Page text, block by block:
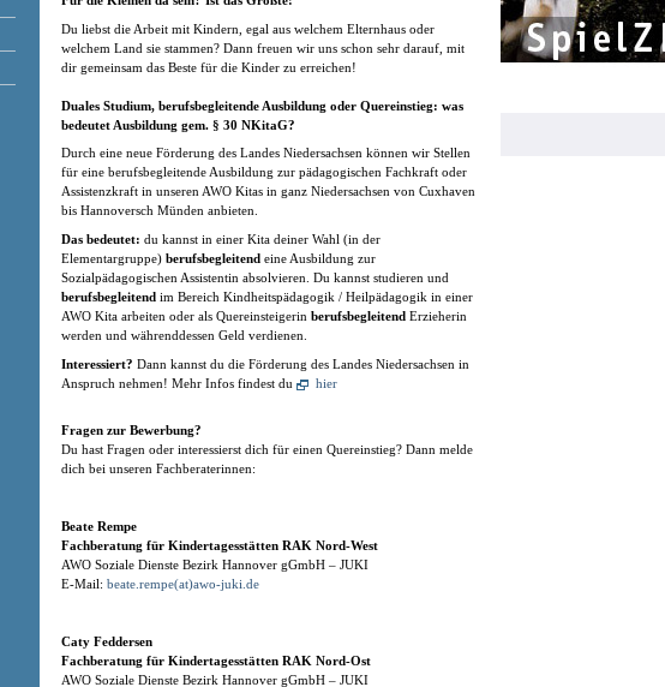
Du liebst die Arbeit mit Kindern, egal aus welchem Elternhaus oder
welchem Land sie stammen? Dann freuen wir uns schon sehr darauf, mit
dir gemeinsam das Beste für die Kinder zu erreichen!
Duales Studium, berufsbegleitende Ausbildung oder Quereinstieg: was
bedeutet Ausbildung gem. § 30 NKitaG?
Durch eine neue Förderung des Landes Niedersachsen können wir Stellen
für eine berufsbegleitende Ausbildung zur pädagogischen Fachkraft oder
Assistenzkraft in unseren AWO Kitas in ganz Niedersachsen von Cuxhaven
bis Hannoversch Münden anbieten.
Das bedeutet: du kannst in einer Kita deiner Wahl (in der
Elementargruppe) berufsbegleitend eine Ausbildung zur
Sozialpädagogischen Assistentin absolvieren. Du kannst studieren und
berufsbegleitend im Bereich Kindheitspädagogik / Heilpädagogik in einer
AWO Kita arbeiten oder als Quereinsteigerin berufsbegleitend Erzieherin
werden und währenddessen Geld verdienen.
Interessiert? Dann kannst du die Förderung des Landes Niedersachsen in
Anspruch nehmen! Mehr Infos findest du
hier
Fragen zur Bewerbung?
Du hast Fragen oder interessierst dich für einen Quereinstieg? Dann melde
dich bei unseren Fachberaterinnen:
Beate Rempe
Fachberatung für Kindertagesstätten RAK Nord-West
AWO Soziale Dienste Bezirk Hannover gGmbH – JUKI
E-Mail: beate.rempe(at)awo-juki.de
Caty Feddersen
Fachberatung für Kindertagesstätten RAK Nord-Ost
AWO Soziale Dienste Bezirk Hannover gGmbH – JUKI